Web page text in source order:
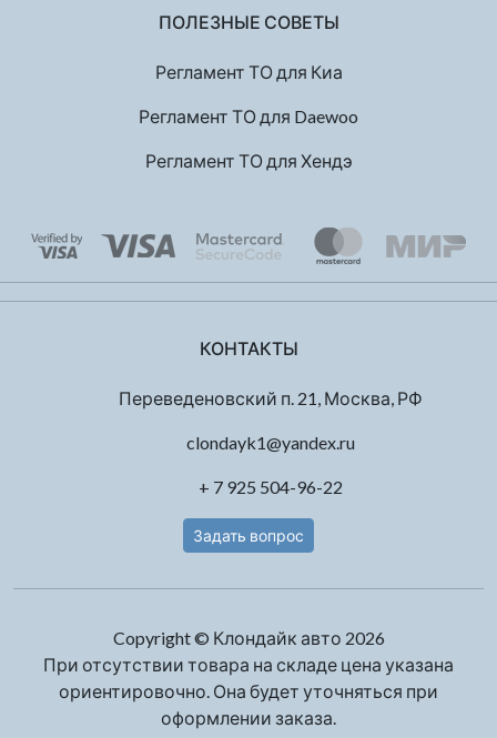
ПОЛЕЗНЫЕ СОВЕТЫ
Регламент ТО для Киа
Регламент ТО для Daewoo
Регламент ТО для Хендэ
КОНТАКТЫ
Переведеновский п. 21, Москва, РФ
clondayk1@yandex.ru
+ 7 925 504-96-22
Задать вопрос
Copyright © Клондайк авто 2026
При отсутствии товара на складе цена указана
ориентировочно. Она будет уточняться при
оформлении заказа.